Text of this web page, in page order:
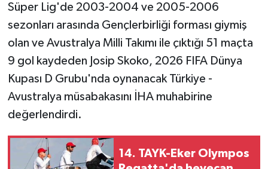
Süper Lig'de 2003-2004 ve 2005-2006
sezonları arasında Gençlerbirliği forması giymiş
olan ve Avustralya Milli Takımı ile çıktığı 51 maçta
9 gol kaydeden Josip Skoko, 2026 FIFA Dünya
Kupası D Grubu'nda oynanacak Türkiye -
Avustralya müsabakasını İHA muhabirine
değerlendirdi.
14. TAYK-Eker Olympos
Kadın
MAGAZİN
Otomobil
POLİTİKA